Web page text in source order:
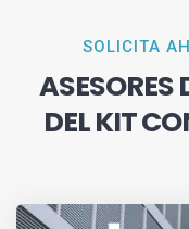
SOLICITA
ASESORES
DEL KIT